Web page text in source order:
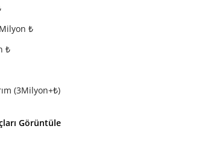
₺
₺
(3Milyon+₺)
Görüntüle